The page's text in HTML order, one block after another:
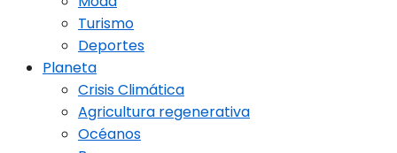
Turismo
Deportes
Planeta
Crisis Climática
Agricultura regenerativa
Océanos